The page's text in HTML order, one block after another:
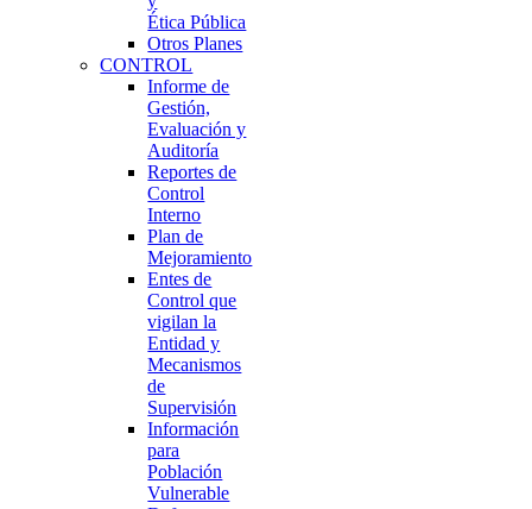
Ética Pública
Otros Planes
CONTROL
Informe de
Gestión,
Evaluación y
Auditoría
Reportes de
Control
Interno
Plan de
Mejoramiento
Entes de
Control que
vigilan la
Entidad y
Mecanismos
de
Supervisión
Información
para
Población
Vulnerable